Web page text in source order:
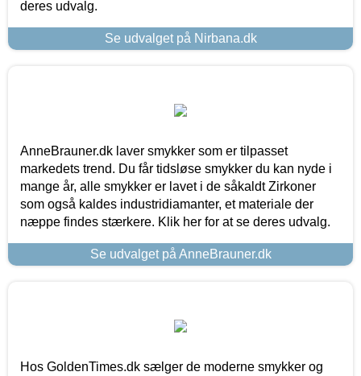
deres udvalg.
Se udvalget på Nirbana.dk
AnneBrauner.dk laver smykker som er tilpasset
markedets trend. Du får tidsløse smykker du kan nyde i
mange år, alle smykker er lavet i de såkaldt Zirkoner
som også kaldes industridiamanter, et materiale der
næppe findes stærkere. Klik her for at se deres udvalg.
Se udvalget på AnneBrauner.dk
Hos GoldenTimes.dk sælger de moderne smykker og